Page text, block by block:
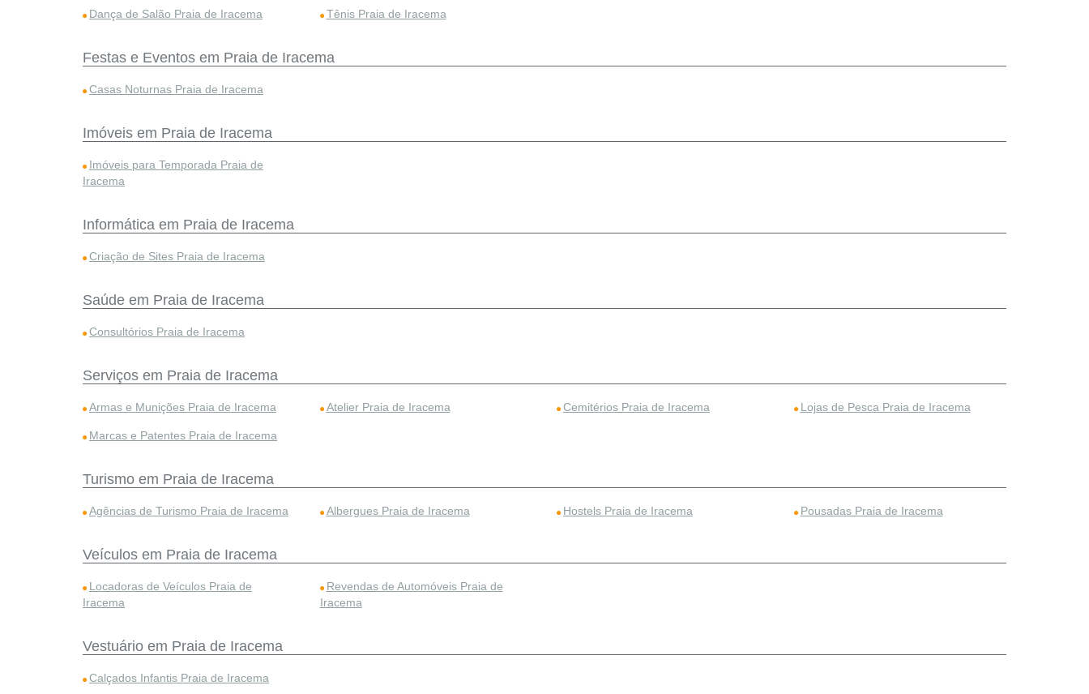
Dança de Salão Praia de Iracema Tênis Praia de Iracema
Festas e Eventos em Praia de Iracema
Casas Noturnas Praia de Iracema
Imóveis em Praia de Iracema
Imóveis para Temporada Praia de
Iracema
Informática em Praia de Iracema
Criação de Sites Praia de Iracema
Saúde em Praia de Iracema
Consultórios Praia de Iracema
Serviços em Praia de Iracema
Armas e Munições Praia de Iracema Atelier Praia de Iracema Cemitérios Praia de Iracema Lojas de Pesca Praia de Iracema
Marcas e Patentes Praia de Iracema
Turismo em Praia de Iracema
Agências de Turismo Praia de Iracema Albergues Praia de Iracema Hostels Praia de Iracema Pousadas Praia de Iracema
Veículos em Praia de Iracema
Locadoras de Veículos Praia de
Iracema
Revendas de Automóveis Praia de
Iracema
Vestuário em Praia de Iracema
Calçados Infantis Praia de Iracema